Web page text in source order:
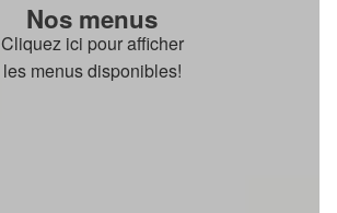
Nos menus
Cliquez ici pour afficher
les menus disponibles!